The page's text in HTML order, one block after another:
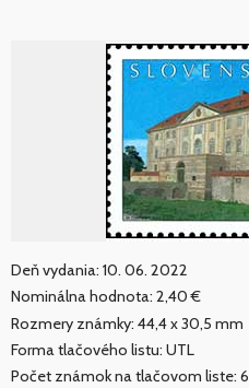
Deň vydania: 10. 06. 2022
Nominálna hodnota: 2,40 €
Rozmery známky: 44,4 x 30,5 mm
Forma tlačového listu: UTL
Počet známok na tlačovom liste: 6